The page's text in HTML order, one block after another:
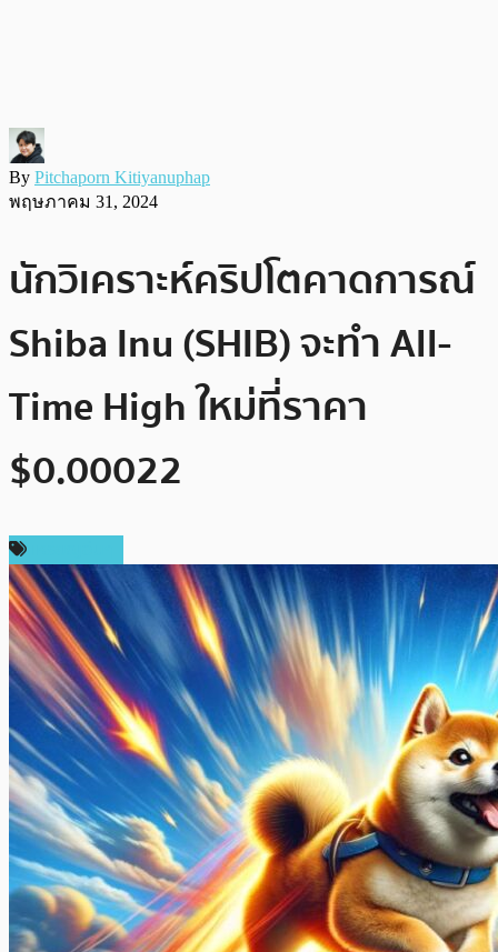
By Pitchaporn Kitiyanuphap
พฤษภาคม 31, 2024
นักวิเคราะห์คริปโตคาดการณ์
Shiba Inu (SHIB) จะทำ All-
Time High ใหม่ที่ราคา
$0.00022